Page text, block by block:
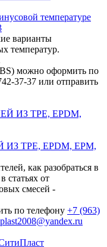
температуре
варианты
температур.
можно оформить по
37-37 или отправить
TPE, EPDM, EPM,
как разобраться в
статьях от
смесей -
по телефону +7 (963)